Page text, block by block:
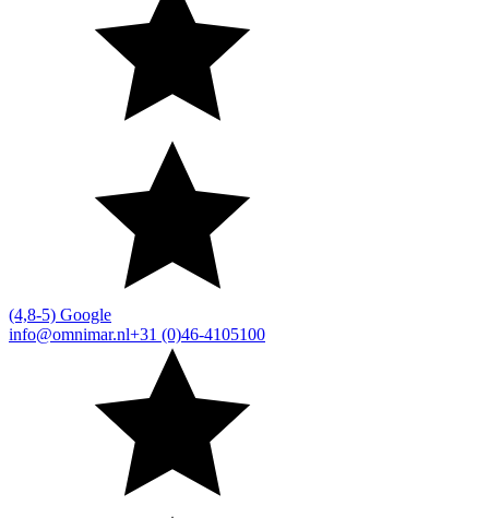
(4,8-5) Google
info@omnimar.nl+31 (0)46-4105100